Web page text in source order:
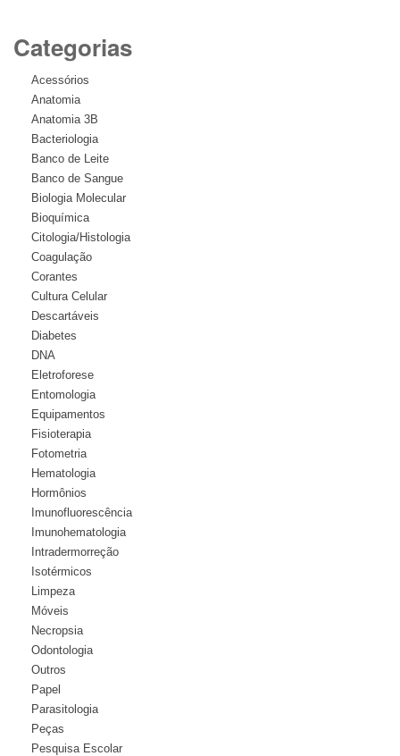
Categorias
Acessórios
Anatomia
Anatomia 3B
Bacteriologia
Banco de Leite
Banco de Sangue
Biologia Molecular
Bioquímica
Citologia/Histologia
Coagulação
Corantes
Cultura Celular
Descartáveis
Diabetes
DNA
Eletroforese
Entomologia
Equipamentos
Fisioterapia
Fotometria
Hematologia
Hormônios
Imunofluorescência
Imunohematologia
Intradermorreção
Isotérmicos
Limpeza
Móveis
Necropsia
Odontologia
Outros
Papel
Parasitologia
Peças
Pesquisa Escolar